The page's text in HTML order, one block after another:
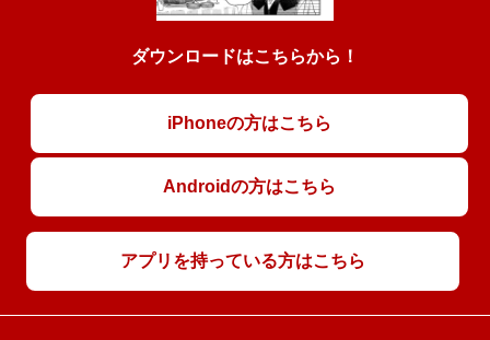
ダウンロードはこちらから！
iPhoneの方はこちら
Androidの方はこちら
アプリを持っている方はこちら